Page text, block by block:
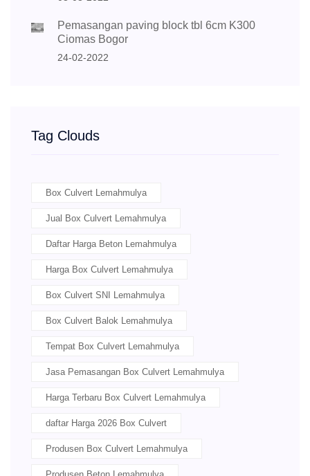
Pemasangan paving block tbl 6cm K300
Ciomas Bogor
24-02-2022
Tag Clouds
Box Culvert Lemahmulya
Jual Box Culvert Lemahmulya
Daftar Harga Beton Lemahmulya
Harga Box Culvert Lemahmulya
Box Culvert SNI Lemahmulya
Box Culvert Balok Lemahmulya
Tempat Box Culvert Lemahmulya
Jasa Pemasangan Box Culvert Lemahmulya
Harga Terbaru Box Culvert Lemahmulya
daftar Harga 2026 Box Culvert
Produsen Box Culvert Lemahmulya